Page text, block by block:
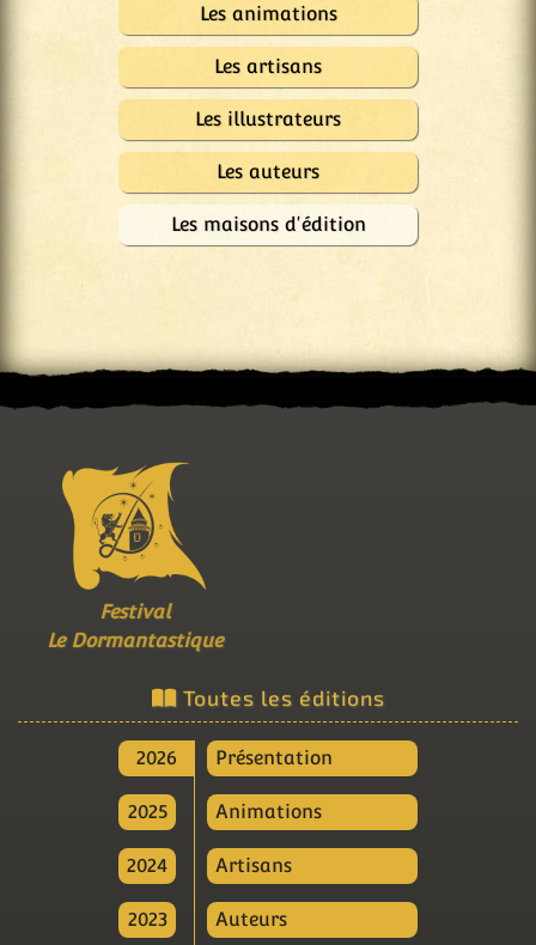
Les animations
Les artisans
Les illustrateurs
Les auteurs
Les maisons d'édition
Festival
Le Dormantastique
Toutes les éditions
2026
2025
2024
2023
Présentation
Animations
Artisans
Auteurs